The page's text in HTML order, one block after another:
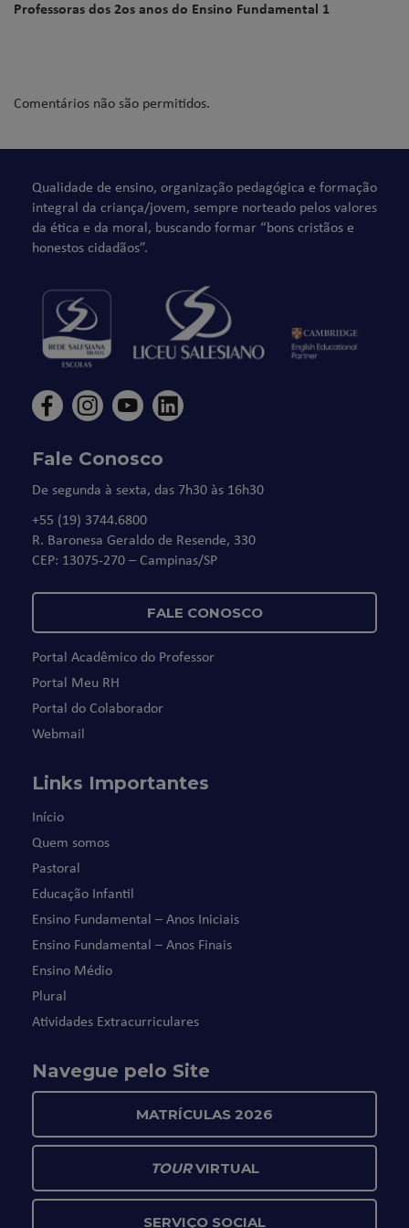
Professoras dos 2os anos do Ensino Fundamental 1
Comentários não são permitidos.
Qualidade de ensino, organização pedagógica e formação
integral da criança/jovem, sempre norteado pelos valores
da ética e da moral, buscando formar “bons cristãos e
honestos cidadãos”.
Fale Conosco
De segunda à sexta, das 7h30 às 16h30
+55 (19) 3744.6800
R. Baronesa Geraldo de Resende, 330
CEP: 13075-270 – Campinas/SP
FALE CONOSCO
Portal Acadêmico do Professor
Portal Meu RH
Portal do Colaborador
Webmail
Links Importantes
Início
Quem somos
Pastoral
Educação Infantil
Ensino Fundamental – Anos Iniciais
Ensino Fundamental – Anos Finais
Ensino Médio
Plural
Atividades Extracurriculares
Navegue pelo Site
MATRÍCULAS 2026
TOURVIRTUAL
SERVIÇO SOCIAL